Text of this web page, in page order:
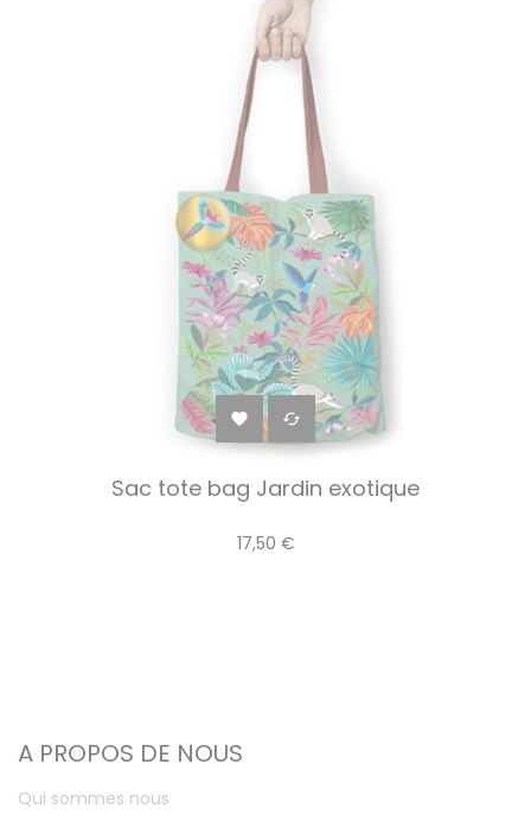
 
Sac tote bag Jardin exotique
17,50 €
A PROPOS DE NOUS
Qui sommes nous